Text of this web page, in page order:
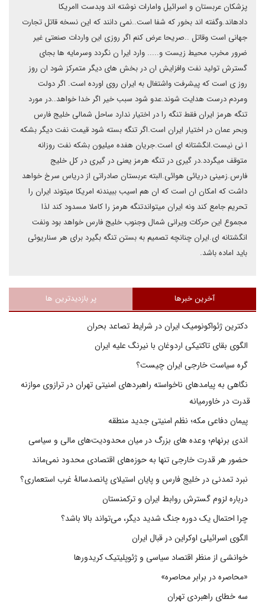
پزشکان عربستان و اسرائیل وامارات نوشته اند وبدست اامریکا
دادهاند.وگفته اند بخور که شفا است..نمی دانند که این نسخه قاتل تجارت
جهانی است وقاتل ..صریحا عرض کنم اگر روزی این واردات صنعتی غیر
ضرور مخرب محیط زیست و..... وارد ایرا ن نگردد وسرمایه ها بجای
گسترش تولید نفت وافزایش ان در بخش های دیگر متمرکز شود ان روز
روز ی است که پیشرفت واشتغال به ایران روی اورده است. اگر دولت
ومردم درست هدایت شوند.عدو شود سبب خیر اگر خدا خواهد..در مورد
تنگه هرمز ایران فقط تنگه را در اختیار ندارد ساحل شمالی خلیج فارس
وبحر عمان در اختیار ایران است.اگر تنگه بسته شود قیمت نفت دیگر بشکه
ا نی نیست.انگشتانه ای است.جریان هفده میلیون بشکه نفت روزانه
متوقف میگردد.در گیری در تنگه هرمز یعنی در گیری در کل خلیج
فارس.زمینی دریائی هوائی.البته عربستان صادراتی از دریاس سرخ خواهد
داشت که امکان ان است که ان هم اسیب ببیندنه امریکا میتوند ایران را
تحریم جامع کند ونه ایران میتواندتنگه هرمز را کاملا مسدود کند لذا
مجموع این حرکات ویرانی شمال وجنوب خلیج فارس خواهد بود ونفت
انگشتانه ای.ایران چنانچه تصمیم به بستن تنگه بگیرد برای هر سناریوئی
باید اماده باشد.
آخرین خبرها پر بازدیدترین ها
دکترین ژئواکونومیک ایران در شرایط تصاعد بحران
الگوی بقای تاکتیکی اردوغان با نیرنگ علیه ایران
گره سیاست خارجی ایران چیست؟
نگاهی به پیامدهای ناخواسته راهبردهای امنیتی تهران در ترازوی موازنه
قدرت در خاورمیانه
پیمان دفاعی مکه؛ نظم امنیتی جدید منطقه
اندی برنهام؛ وعده های بزرگ در میان محدودیت‌های مالی و سیاسی
حضور هر قدرت خارجی تنها به حوزه‌های اقتصادی محدود نمی‌ماند
نبرد تمدنی در خلیج فارس و پایان استیلای پانصدسالۀ غرب استعماری؟
درباره لزوم گسترش روابط ایران و ترکمنستان
چرا احتمال یک دوره جنگ شدید دیگر، می‌تواند بالا باشد؟
الگوی اسرائیلی اوکراین در قبال ایران
خوانشی از منظر اقتصاد سیاسی و ژئوپلیتیک کریدورها
«محاصره در برابر محاصره»
سه خطای راهبردی تهران